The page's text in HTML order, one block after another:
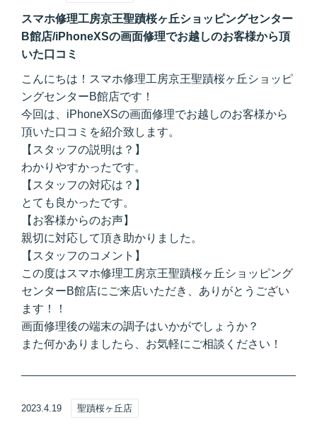
スマホ修理工房京王聖蹟桜ヶ丘ショッピングセンター
B館店/iPhoneXSの画面修理でお越しのお客様から頂
いた口コミ
こんにちは！スマホ修理工房京王聖蹟桜ヶ丘ショッピ
ングセンターB館店です！
今回は、iPhoneXSの画面修理でお越しのお客様から
頂いた口コミを紹介致します。
【スタッフの説明は？】
わかりやすかったです。
【スタッフの対応は？】
とても良かったです。
【お客様からのお声】
親切に対応して頂き助かりました。
【スタッフのコメント】
この度はスマホ修理工房京王聖蹟桜ヶ丘ショッピング
センターB館店にご来店いただき、ありがとうござい
ます！！
画面修理後の端末の調子はいかがでしょうか？
また何かありましたら、お気軽にご相談ください！
2023.4.19 聖蹟桜ヶ丘店